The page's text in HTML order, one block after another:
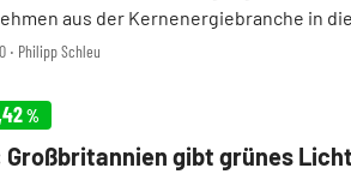
‧ Philipp Schleu
aus der Kernenergiebranche in die
US-Präsident Donald Trump kurz
%
Großbritannien gibt grünes Licht